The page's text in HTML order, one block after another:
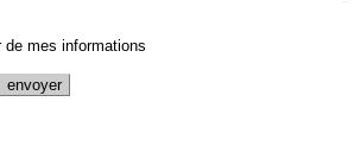
de mes informations